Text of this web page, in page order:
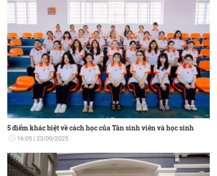
5 điểm khác biệt về cách học của Tân sinh viên và học sinh
16:05 23/09/2025